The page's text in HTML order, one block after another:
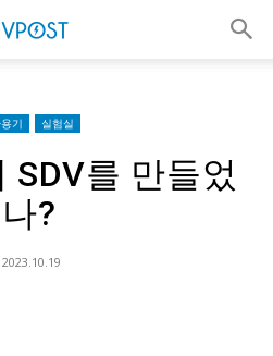
기 실험실
SDV를 만들었
나?
2023.10.19